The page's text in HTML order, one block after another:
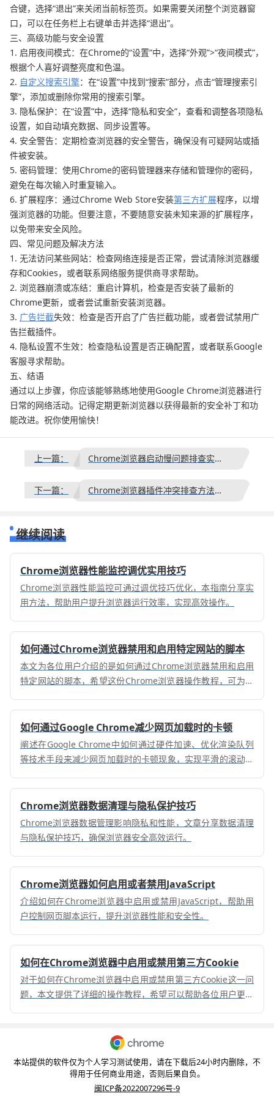
合键，选择“退出”来关闭当前标签页。如果需要关闭整个浏览器窗
口，可以在任务栏上右键单击并选择“退出”。
三、高级功能与安全设置
1. 启用夜间模式：在Chrome的“设置”中，选择“外观”>“夜间模式”，
根据个人喜好调整亮度和色温。
2. 自定义搜索引擎：在“设置”中找到“搜索”部分，点击“管理搜索引
擎”，添加或删除你常用的搜索引擎。
3. 隐私保护：在“设置”中，选择“隐私和安全”，查看和调整各项隐私
设置，如自动填充数据、同步设置等。
4. 安全警告：定期检查浏览器的安全警告，确保没有可疑网站或插
件被安装。
5. 密码管理：使用Chrome的密码管理器来存储和管理你的密码，
避免在每次输入时重复输入。
6. 扩展程序：通过Chrome Web Store安装第三方扩展程序，以增
强浏览器的功能。但要注意，不要随意安装未知来源的扩展程序，
以免带来安全风险。
四、常见问题及解决方法
1. 无法访问某些网站：检查网络连接是否正常，尝试清除浏览器缓
存和Cookies，或者联系网络服务提供商寻求帮助。
2. 浏览器崩溃或冻结：重启计算机，检查是否安装了最新的
Chrome更新，或者尝试重新安装浏览器。
3. 广告拦截失效：检查是否开启了广告拦截功能，或者尝试禁用广
告拦截插件。
4. 隐私设置不生效：检查隐私设置是否正确配置，或者联系Google
客服寻求帮助。
五、结语
通过以上步骤，你应该能够熟练地使用Google Chrome浏览器进行
日常的网络活动。记得定期更新浏览器以获得最新的安全补丁和功
能改进。祝你使用愉快！
上一篇： Chrome浏览器启动慢问题排查实用方法
下一篇： Chrome浏览器插件冲突排查方法详解
继续阅读
Chrome浏览器性能监控调优实用技巧
Chrome浏览器性能监控可通过调优技巧优化，本指南分享实
用方法，帮助用户提升浏览器运行效率，实现高效操作。
如何通过Chrome浏览器禁用和启用特定网站的脚本
本文为各位用户介绍的是如何通过Chrome浏览器禁用和启用
特定网站的脚本，希望这份Chrome浏览器操作教程，可为各
如何通过Google Chrome减少网页加载时的卡顿
阐述在Google Chrome中如何通过硬件加速、优化渲染队列
等技术手段来减少网页加载时的卡顿现象，实现平滑的滚动和
Chrome浏览器数据清理与隐私保护技巧
Chrome浏览器数据管理影响隐私和性能，文章分享数据清理
与隐私保护技巧，确保浏览器安全高效运行。
Chrome浏览器如何启用或者禁用JavaScript
介绍如何在Chrome浏览器中启用或禁用JavaScript，帮助用
户控制网页脚本运行，提升浏览器性能和安全性。
如何在Chrome浏览器中启用或禁用第三方Cookie
对于如何在Chrome浏览器中启用或禁用第三方Cookie这一问
题，本文提供了详细的操作教程，希望可以帮助各位用户更好
本站提供的软件仅为个人学习测试使用，请在下载后24小时内删除，不
得用于任何商业用途，否则后果自负。
闽ICP备2022007296号-9